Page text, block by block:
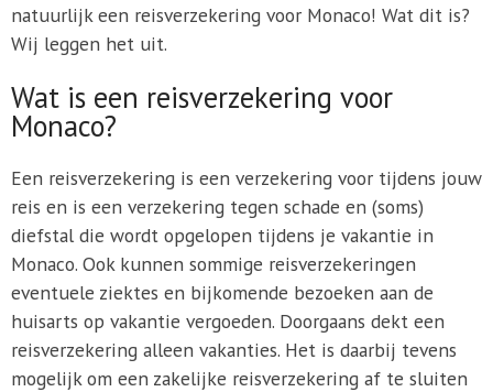
natuurlijk een reisverzekering voor Monaco! Wat dit is?
Wij leggen het uit.
Wat is een reisverzekering voor
Monaco?
Een reisverzekering is een verzekering voor tijdens jouw
reis en is een verzekering tegen schade en (soms)
diefstal die wordt opgelopen tijdens je vakantie in
Monaco. Ook kunnen sommige reisverzekeringen
eventuele ziektes en bijkomende bezoeken aan de
huisarts op vakantie vergoeden. Doorgaans dekt een
reisverzekering alleen vakanties. Het is daarbij tevens
mogelijk om een zakelijke reisverzekering af te sluiten